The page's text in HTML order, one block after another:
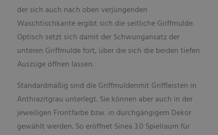
der sich auch nach oben verjüngenden
Waschtischkante ergibt sich die seitliche Griffmulde.
Optisch setzt sich damit der Schwungansatz der
unteren Griffmulde fort, über die sich die beiden tiefen
Auszüge öffnen lassen.
Standardmäßig sind die Griffmuldenmit Griffleisten in
Anthrazitgrau unterlegt. Sie können aber auch in der
jeweiligen Frontfarbe bzw. in durchgängigem Dekor
gewählt werden. So eröffnet Sinea 3.0 Spielraum für